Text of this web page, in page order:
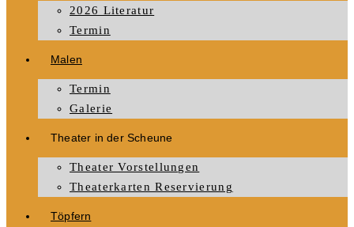
2026 Literatur
Termin
Malen
Termin
Galerie
Theater in der Scheune
Theater Vorstellungen
Theaterkarten Reservierung
Töpfern